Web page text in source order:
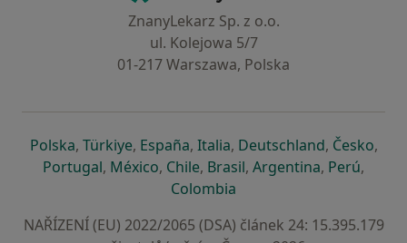
ZnanyLekarz Sp. z o.o.
ul. Kolejowa 5/7
01-217 Warszawa, Polska
Polskase otevře v nové záložce
, Türkiyese otevře v nové záložce
, Españase otevře v nové záložce
, Italiase otevře v nové záložce
, Deutschlandse otevře v
, Českose
,
Portugalse otevře v nové záložce
, Méxicose otevře v nové záložce
, Chilese otevře v nové záložce
, Brasilse otevře v nové
, Argentinase otevře v
, Perúse
,
Colombia
NAŘÍZENÍ (EU) 2022/2065 (DSA) článek 24: 15.395.179